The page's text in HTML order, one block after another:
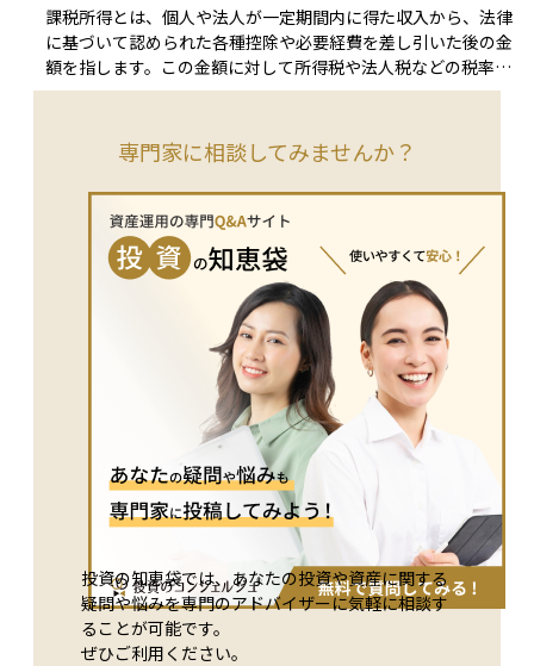
純で、資産の耐用年数にわたって均等に費用を計上します。定
率法は残存価値を基に毎年一定の割合で費用を計上し、数字和
法では耐用年数の初年度に最も多くの費用を計上し、年数が経
税所得を減少させることができます。このため、適切な減価償
います。
課税所得とは、個人や法人が一定期間内に得た収入から、法律
に基づいて認められた各種控除や必要経費を差し引いた後の金
額を指します。この金額に対して所得税や法人税などの税率が
適用され、実際に納税すべき税額が計算されます。課税所得の
税率もそれに応じて変わります。 課税所得を計算する際に
は、まず総収入から非課税所得を除外します。その後、必要経
費や特定の控除（例えば、標準控除、医療費控除、教育費控除
など）を適用して課税対象となる所得を求めます。これによ
り、公正かつ実情に即した税額を算出し、納税者が収入に見合
った税金を支払うことが可能となります。 課税所得の正確な
把握と計算は、個人や企業の税務管理において非常に重要で
す。税法の変更に応じて控除額や計算方法が更新されることが
多いため、適切な税務知識を持つこと、または専門の税理士な
どの助けを借りることが望ましいです。これにより、適切な税
金の納付を確実に行い、法的な問題を避けることができます。
専門家に相談してみませんか？
投資の知恵袋では、あなたの投資や資産に関する
疑問や悩みを専門のアドバイザーに気軽に相談す
ることが可能です。
ぜひご利用ください。